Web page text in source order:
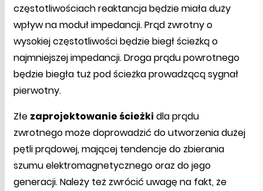
częstotliwościach reaktancja będzie miała duży
wpływ na moduł impedancji. Prąd zwrotny o
wysokiej częstotliwości będzie biegł ścieżką o
najmniejszej impedancji. Droga prądu powrotnego
będzie biegła tuż pod ścieżka prowadzącą sygnał
pierwotny.
Złe zaprojektowanie ścieżki dla prądu
zwrotnego może doprowadzić do utworzenia dużej
pętli prądowej, mającej tendencje do zbierania
szumu elektromagnetycznego oraz do jego
generacji. Należy też zwrócić uwagę na fakt, że